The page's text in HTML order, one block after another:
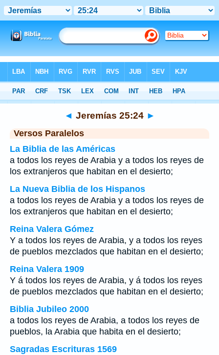
>Jeremías Capítulo 25 > Verso 24
◄ Jeremías 25:24 ►
Versos Paralelos
La Biblia de las Américas
a todos los reyes de Arabia y a todos los reyes de
los extranjeros que habitan en el desierto;
La Nueva Biblia de los Hispanos
a todos los reyes de Arabia y a todos los reyes de
los extranjeros que habitan en el desierto;
Reina Valera Gómez
Y a todos los reyes de Arabia, y a todos los reyes
de pueblos mezclados que habitan en el desierto;
Reina Valera 1909
Y á todos los reyes de Arabia, y á todos los reyes
de pueblos mezclados que habitan en el desierto;
Biblia Jubileo 2000
a todos los reyes de Arabia, a todos los reyes de
pueblos, la Arabia que habita en el desierto;
Sagradas Escrituras 1569